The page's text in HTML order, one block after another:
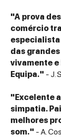
"A prova
comércio
especialista
das
vivamente e
Equipa." - J.
"Excelente
simpatia.
melhores
som." - A.